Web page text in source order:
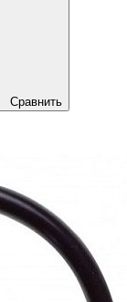
Сравнить